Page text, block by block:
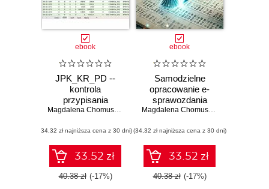
ebook
JPK_KR_PD --
kontrola
przypisania
znaczników
księgowych
Magdalena Chomuszko
(34,32 zł najniższa cena z 30 dni)
33.52 zł
40.38 zł (-17%)
ebook
Samodzielne
opracowanie e-
sprawozdania
finansowego Magdalena Chomuszko
(34,32 zł najniższa cena z 30 dni)
33.52 zł
40.38 zł (-17%)